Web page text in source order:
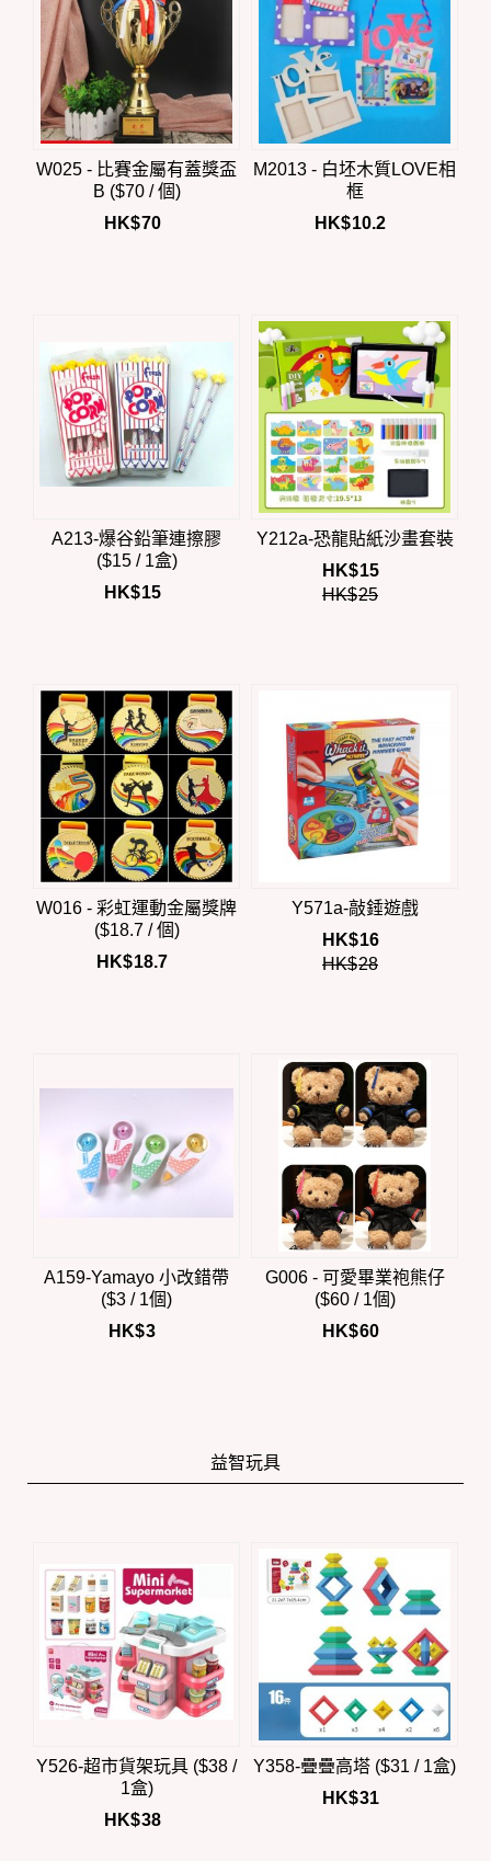
W025 - 比賽金屬有蓋獎盃
B ($70 / 個)
HK$70
M2013 - 白坯木質LOVE相
框
HK$10.2
A213-爆谷鉛筆連擦膠
($15 / 1盒)
HK$15
Y212a-恐龍貼紙沙畫套裝
HK$15
HK$25
W016 - 彩虹運動金屬獎牌
($18.7 / 個)
HK$18.7
Y571a-敲錘遊戲
HK$16
HK$28
A159-Yamayo 小改錯帶
($3 / 1個)
HK$3
G006 - 可愛畢業袍熊仔
($60 / 1個)
HK$60
益智玩具
Y526-超市貨架玩具 ($38 /
1盒)
HK$38
Y358-疊疊高塔 ($31 / 1盒)
HK$31